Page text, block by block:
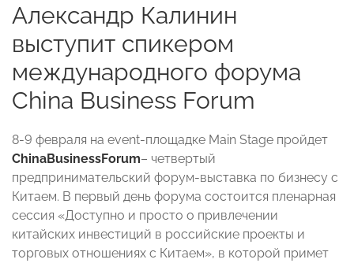
Александр Калинин
выступит спикером
международного форума
China Business Forum
8-9 февраля на event-площадке Main Stage пройдет
ChinaBusinessForum– четвертый
предпринимательский форум-выставка по бизнесу с
Китаем. В первый день форума состоится пленарная
сессия «Доступно и просто о привлечении
китайских инвестиций в российские проекты и
торговых отношениях с Китаем», в которой примет